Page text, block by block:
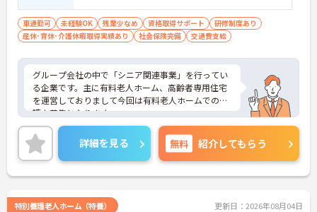
車通勤可 未経験OK 残業少なめ 資格取得サポート
研修制度あり
産休･育休･介護休暇取得実績あり
社会保険完備 交通費支給
グループ会社の中で「シニア関連事業」を行ってい
る企業です。主に有料老人ホーム、高齢者専用住宅
を運営しておりまして今回は有料老人ホームでの介
護士募集となります。
企業ならではの充実した福利厚生が魅力的で、「カ
フェテリアプラン」という好きな福利厚生を選べ
る、といったメリットもございます。また研修や、
育休産休制度も充実しておりますので、お子様をお
持ちの方でもしっかりと長く働くことのできる環境
詳細を見る 無料 紹介してもらう
特別養護老人ホーム（特養） 更新日：2026年08月04日